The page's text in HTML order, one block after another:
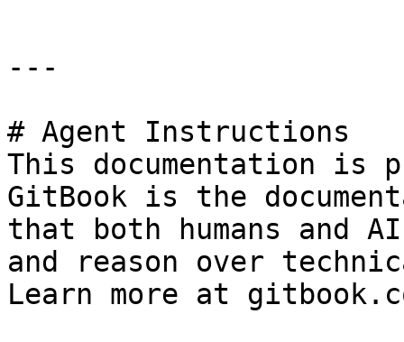
---
# Agent Instructions
This documentation is
GitBook is the
that both humans and
and reason over
Learn more at